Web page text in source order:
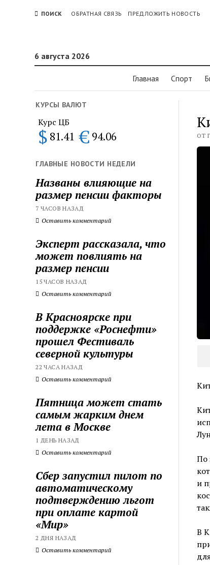
ПОИСК ОБРАТНАЯ СВЯЗЬ ПРЕДЛОЖИТЬ НОВОСТЬ
6 августа 2026
Главная Спорт
КУРСЫ ВАЛЮТ
Курс ЦБ
$ 81.41 € 94.06
ГЛАВНЫЕ НОВОСТИ НЕДЕЛИ
Названы влияющие на
размер пенсии факторы
7 ЧАСОВ НАЗАД
Оставить комментарий
Эксперт рассказала, что
может повлиять на
размер пенсии
15 ЧАСОВ НАЗАД
Оставить комментарий
В Красноярске при
поддержке «Роснефти»
прошел Фестиваль
северной культуры
22 ЧАСА НАЗАД
Оставить комментарий
Пятница может стать
самым жарким днем
лета в Москве
1 ДЕНЬ НАЗАД
Оставить комментарий
Сбер запустил пилот по
автоматическому
подтверждению льгот
при оплате картой
«Мир»
2 ДНЯ НАЗАД
Оставить комментарий
ОТ
По
и
В